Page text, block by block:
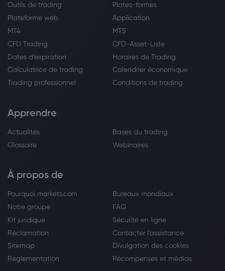
Outils de trading
Plates-formes
Plateforme web
Application
MT4
MT5
CFD Trading
CFD-Asset-Liste
Dates d’expiration
Horaires de Trading
Calculatrice de trading
Calendrier économique
Trading professionnel
Conditions de trading
Apprendre
Actualités
Bases du trading
Glossaire
Webinaires
À propos de
Pourquoi markets.com
Bureaux mondiaux
Notre groupe
FAQ
Kit juridique
Sécurité en ligne
Réclamation
Contacter l'assistance
Sitemap
Divulgation des cookies
Réglementation
Récompenses et médias